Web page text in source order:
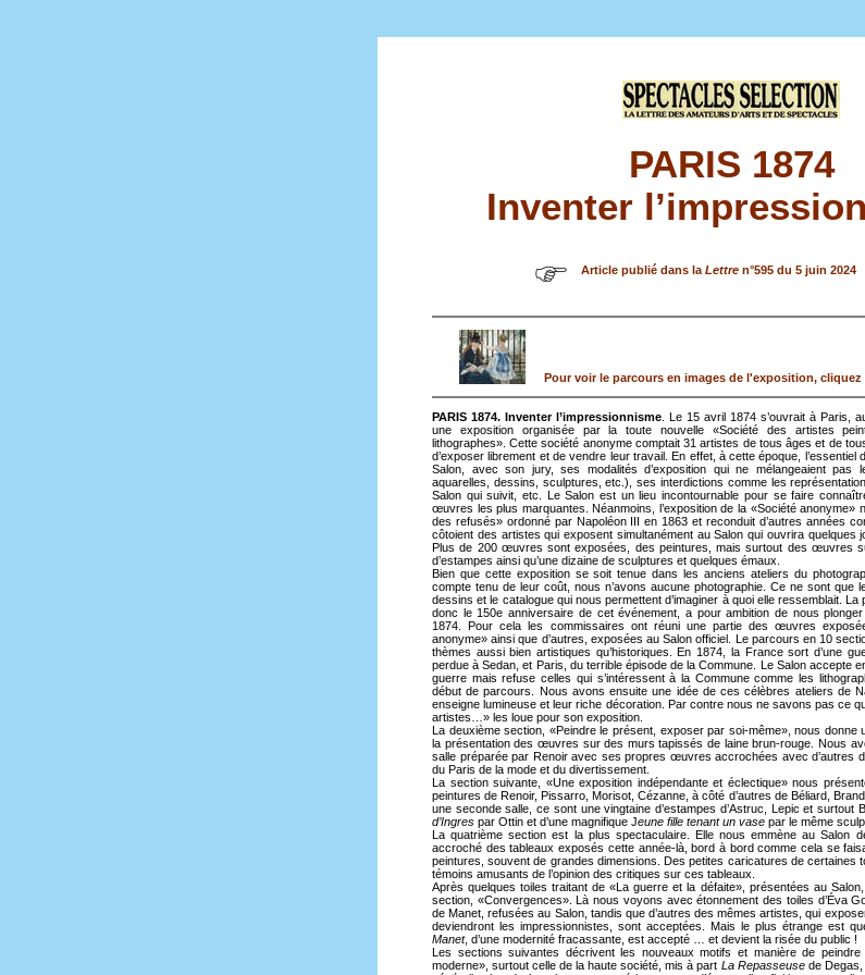
PARIS 1874
Inventer
Article publié dans laLettre n°595 du 5 juin 2024
Pour voir le parcours en images de l'exposition, cliquez
PARIS 1874. Inventer l’impressionnisme. Le 15 avril 1874 s’ouvrait à Paris,
une exposition organisée par la toute nouvelle «Société des artistes
lithographes». Cette société anonyme comptait 31 artistes de tous âges et de
d’exposer librement et de vendre leur travail. En effet, à cette époque, l’essentiel
Salon, avec son jury, ses modalités d’exposition qui ne mélangeaient pas
aquarelles, dessins, sculptures, etc.), ses interdictions comme les
Salon qui suivit, etc. Le Salon est un lieu incontournable pour se faire
œuvres les plus marquantes. Néanmoins, l’exposition de la «Société anonyme»
des refusés» ordonné par Napoléon III en 1863 et reconduit d’autres années
côtoient des artistes qui exposent simultanément au Salon qui ouvrira quelques
Plus de 200 œuvres sont exposées, des peintures, mais surtout des œuvres
d’estampes ainsi qu’une dizaine de sculptures et quelques émaux.
Bien que cette exposition se soit tenue dans les anciens ateliers du
compte tenu de leur coût, nous n’avons aucune photographie. Ce ne sont que
dessins et le catalogue qui nous permettent d’imaginer à quoi elle ressemblait.
donc le 150e anniversaire de cet événement, a pour ambition de nous
1874. Pour cela les commissaires ont réuni une partie des œuvres
anonyme» ainsi que d’autres, exposées au Salon officiel. Le parcours en 10
thèmes aussi bien artistiques qu’historiques. En 1874, la France sort d’une
perdue à Sedan, et Paris, du terrible épisode de la Commune. Le Salon accepte
guerre mais refuse celles qui s’intéressent à la Commune comme les
début de parcours. Nous avons ensuite une idée de ces célèbres ateliers de
enseigne lumineuse et leur riche décoration. Par contre nous ne savons pas ce
artistes…» les loue pour son exposition.
La deuxième section, «Peindre le présent, exposer par soi-même», nous donne
la présentation des œuvres sur des murs tapissés de laine brun-rouge. Nous
salle préparée par Renoir avec ses propres œuvres accrochées avec d’autres
du Paris de la mode et du divertissement.
La section suivante, «Une exposition indépendante et éclectique» nous
peintures de Renoir, Pissarro, Morisot, Cézanne, à côté d’autres de Béliard,
une seconde salle, ce sont une vingtaine d’estampes d’Astruc, Lepic et surtout
d’Ingres par Ottin et d’une magnifique Jeune fille tenant un vase par le même
La quatrième section est la plus spectaculaire. Elle nous emmène au Salon
accroché des tableaux exposés cette année-là, bord à bord comme cela se
peintures, souvent de grandes dimensions. Des petites caricatures de certaines
témoins amusants de l’opinion des critiques sur ces tableaux.
Après quelques toiles traitant de «La guerre et la défaite», présentées au
section, «Convergences». Là nous voyons avec étonnement des toiles d’Éva
de Manet, refusées au Salon, tandis que d’autres des mêmes artistes, qui
deviendront les impressionnistes, sont acceptées. Mais le plus étrange est
Manet, d’une modernité fracassante, est accepté … et devient la risée du public !
Les sections suivantes décrivent les nouveaux motifs et manière de
moderne», surtout celle de la haute société, mis à part La Repasseusede Degas,